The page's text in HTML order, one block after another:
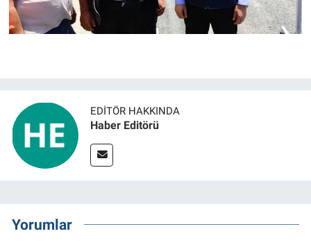
EDITÖR HAKKINDA
Haber Editörü
Yorumlar